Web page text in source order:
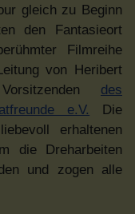
gleich zu Beginn
den Fantasieort
Filmreihe
von Heribert
des
e.V.
Die
erhaltenen
die Dreharbeiten
und zogen alle